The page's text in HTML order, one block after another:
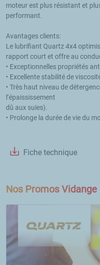
moteur est plus résistant et
performant.
Avantages clients:
Le lubrifiant Quartz 4x4
rapport court et offre au
• Exceptionnelles propriétés
• Excellente stabilité de
• Très haut niveau de
l’épaississement
dû aux suies).
• Prolonge la durée de vie du
Fiche technique
Nos Promos Vidange